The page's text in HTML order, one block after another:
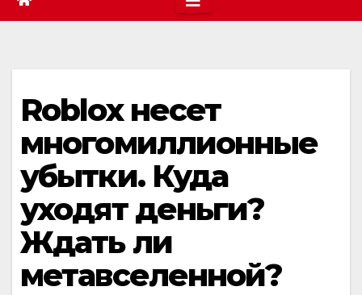
Roblox несет
многомиллионные
убытки. Куда
уходят деньги?
Ждать ли
метавселенной?